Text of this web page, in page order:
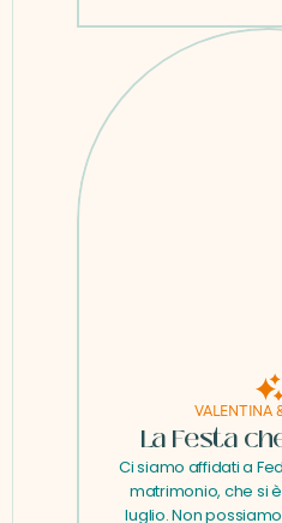
VALENTINA
La Festa
Ci siamo affidati a
matrimonio, che si
luglio. Non